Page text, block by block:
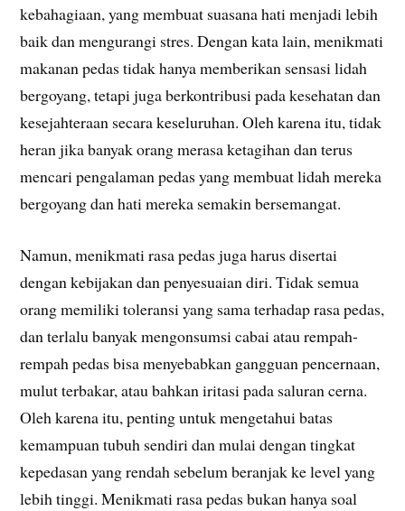
kebahagiaan, yang membuat suasana hati menjadi lebih
baik dan mengurangi stres. Dengan kata lain, menikmati
makanan pedas tidak hanya memberikan sensasi lidah
bergoyang, tetapi juga berkontribusi pada kesehatan dan
kesejahteraan secara keseluruhan. Oleh karena itu, tidak
heran jika banyak orang merasa ketagihan dan terus
mencari pengalaman pedas yang membuat lidah mereka
bergoyang dan hati mereka semakin bersemangat.
Namun, menikmati rasa pedas juga harus disertai
dengan kebijakan dan penyesuaian diri. Tidak semua
orang memiliki toleransi yang sama terhadap rasa pedas,
dan terlalu banyak mengonsumsi cabai atau rempah-
rempah pedas bisa menyebabkan gangguan pencernaan,
mulut terbakar, atau bahkan iritasi pada saluran cerna.
Oleh karena itu, penting untuk mengetahui batas
kemampuan tubuh sendiri dan mulai dengan tingkat
kepedasan yang rendah sebelum beranjak ke level yang
lebih tinggi. Menikmati rasa pedas bukan hanya soal